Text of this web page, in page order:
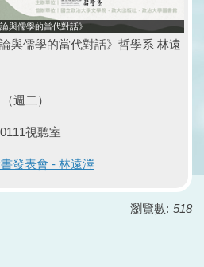
論與儒學的當代對話》
與儒學的當代對話》哲學系 林遠
週二）
視聽室
發表會 - 林遠澤
瀏覽數: 518